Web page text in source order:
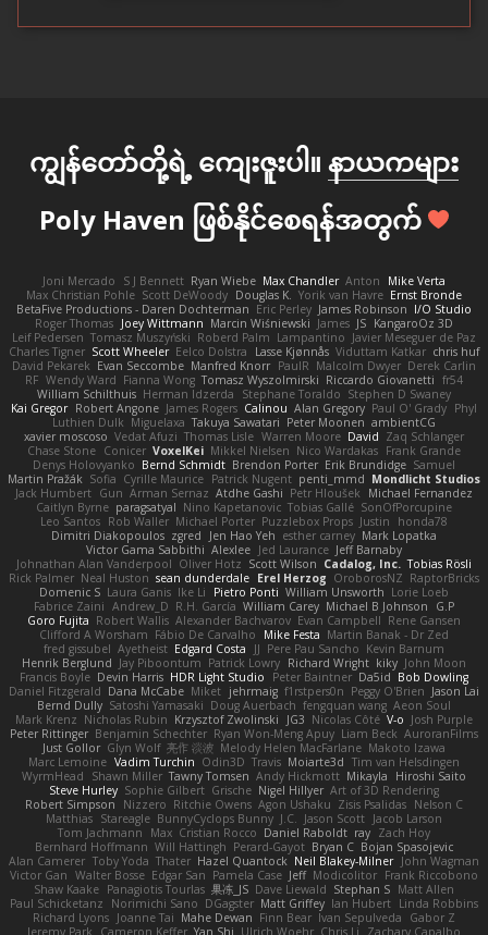
ကျွန်တော်တို့ရဲ့ ကျေးဇူးပါ။ နာယကများ
Poly Haven ဖြစ်နိုင်စေရန်အတွက်
Joni Mercado S J Bennett Ryan Wiebe Max Chandler Anton
Mike Verta
Max Christian Pohle Scott DeWoody Douglas K. Yorik van Havre Ernst Bronde
BetaFive Productions - Daren Dochterman Eric Perley James Robinson I/O Studio
Roger Thomas Joey Wittmann Marcin Wiśniewski James JS KangaroOz 3D
Leif Pedersen Tomasz Muszyński Roberd Palm Lampantino Javier Meseguer de Paz
Charles Tigner Scott Wheeler Eelco Dolstra Lasse Kjønnås Viduttam Katkar chris huf
David Pekarek Evan Seccombe Manfred Knorr PaulR Malcolm Dwyer Derek Carlin
RF Wendy Ward Fianna Wong Tomasz Wyszolmirski Riccardo Giovanetti fr54
William Schilthuis Herman Idzerda Stephane Toraldo Stephen D Swaney
Kai Gregor Robert Angone James Rogers Calinou Alan Gregory Paul O' Grady Phyl
Luthien Dulk Miguelaxa Takuya Sawatari Peter Moonen ambientCG
xavier moscoso Vedat Afuzi Thomas Lisle Warren Moore David Zaq Schlanger
Chase Stone Conicer VoxelKei Mikkel Nielsen Nico Wardakas Frank Grande
Denys Holovyanko Bernd Schmidt Brendon Porter Erik Brundidge Samuel
Martin Pražák Sofia Cyrille Maurice Patrick Nugent penti_mmd Mondlicht Studios
Jack Humbert Gun Arman Sernaz Atdhe Gashi Petr Hloušek
Michael Fernandez
Caitlyn Byrne paragsatyal Nino Kapetanovic Tobias Gallé SonOfPorcupine
Leo Santos Rob Waller Michael Porter Puzzlebox Props Justin
honda78
Dimitri Diakopoulos zgred Jen Hao Yeh esther carney Mark Lopatka
Victor Gama Sabbithi Alexlee Jed Laurance Jeff Barnaby
Johnathan Alan Vanderpool Oliver Hotz Scott Wilson Cadalog, Inc. Tobias Rösli
Rick Palmer Neal Huston sean dunderdale Erel Herzog OroborosNZ RaptorBricks
Domenic S Laura Ganis Ike Li Pietro Ponti William Unsworth Lorie Loeb
Fabrice Zaini Andrew_D R.H. García William Carey Michael B Johnson
G.P
Goro Fujita Robert Wallis Alexander Bachvarov Evan Campbell Rene Gansen
Clifford A Worsham Fábio De Carvalho Mike Festa Martin Banak - Dr Zed
fred gissubel Ayetheist Edgard Costa JJ Pere Pau Sancho Kevin Barnum
Henrik Berglund Jay Piboontum Patrick Lowry Richard Wright kiky John Moon
Francis Boyle Devin Harris HDR Light Studio Peter Baintner Da5id Bob Dowling
Daniel Fitzgerald Dana McCabe Miket jehrmaig f1rstpers0n Peggy O'Brien Jason Lai
Bernd Dully Satoshi Yamasaki Doug Auerbach fengquan wang Aeon Soul
Mark Krenz Nicholas Rubin Krzysztof Zwolinski JG3 Nicolas Côté V-o Josh Purple
Peter Rittinger Benjamin Schechter Ryan Won-Meng Apuy Liam Beck AuroranFilms
Just Gollor Glyn Wolf 亮作 淡波 Melody Helen MacFarlane Makoto Izawa
Marc Lemoine Vadim Turchin Odin3D Travis Moiarte3d Tim van Helsdingen
WyrmHead
Shawn Miller Tawny Tomsen Andy Hickmott Mikayla
Hiroshi Saito
Steve Hurley Sophie Gilbert Grische Nigel Hillyer Art of 3D Rendering
Robert Simpson
Nizzero Ritchie Owens Agon Ushaku Zisis Psalidas Nelson C
Matthias Stareagle BunnyCyclops Bunny J.C. Jason Scott Jacob Larson
Tom Jachmann
Max Cristian Rocco Daniel Raboldt ray Zach Hoy
Bernhard Hoffmann Will Hattingh Perard-Gayot Bryan C Bojan Spasojevic
Alan Camerer Toby Yoda Thater Hazel Quantock Neil Blakey-Milner John Wagman
Victor Gan Walter Bosse Edgar San Pamela Case Jeff Modicolitor Frank Riccobono
Shaw Kaake Panagiotis Tourlas 果冻_JS Dave Liewald Stephan S Matt Allen
Paul Schicketanz
Norimichi Sano DGagster Matt Griffey Ian Hubert Linda Robbins
Richard Lyons Joanne Tai Mahe Dewan Finn Bear Ivan Sepulveda
Gabor Z
Jeremy Park
Cameron Keffer Yan Shi Ulrich Woehr Chris Li Zachary Capalbo